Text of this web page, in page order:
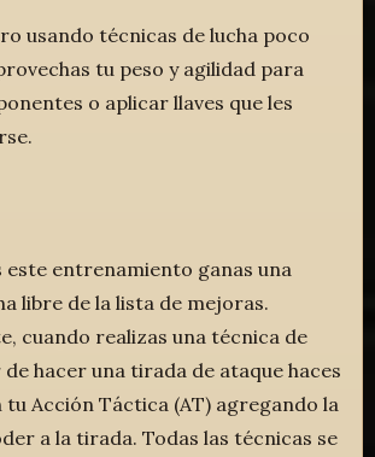
usando técnicas de lucha poco
tu peso y agilidad para
o aplicar llaves que les
este entrenamiento ganas una
libre de la lista de mejoras.
cuando realizas una técnica de
de hacer una tirada de ataque haces
Acción Táctica (AT) agregando la
a la tirada. Todas las técnicas se